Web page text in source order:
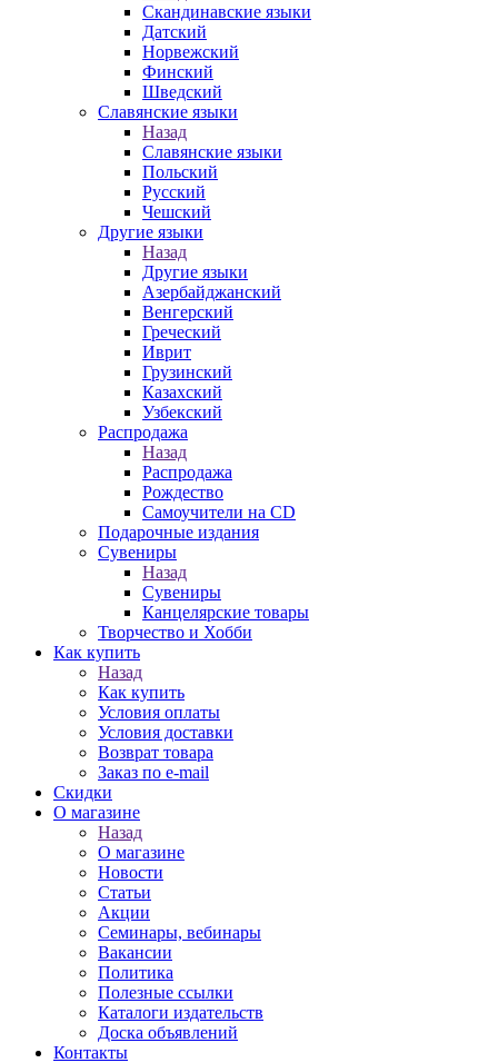
Скандинавские языки
Датский
Норвежский
Финский
Шведский
Славянские языки
Назад
Славянские языки
Польский
Русский
Чешский
Другие языки
Назад
Другие языки
Азербайджанский
Венгерский
Греческий
Иврит
Грузинский
Казахский
Узбекский
Распродажа
Назад
Распродажа
Рождество
Самоучители на CD
Подарочные издания
Сувениры
Назад
Сувениры
Канцелярские товары
Творчество и Хобби
Как купить
Назад
Как купить
Условия оплаты
Условия доставки
Возврат товара
Заказ по e-mail
Скидки
О магазине
Назад
О магазине
Новости
Статьи
Акции
Семинары, вебинары
Вакансии
Политика
Полезные ссылки
Каталоги издательств
Доска объявлений
Контакты